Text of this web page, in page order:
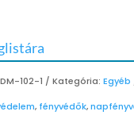
102-1 Kategória: Egyéb
, fényvédők,